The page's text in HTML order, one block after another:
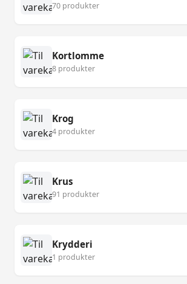
70 produkter
Kortlomme
8 produkter
Krog
4 produkter
Krus
91 produkter
Krydderi
1 produkter